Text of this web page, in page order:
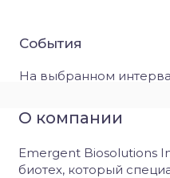
События
На выбранном
О компании
Emergent Biosolutions
биотех, который